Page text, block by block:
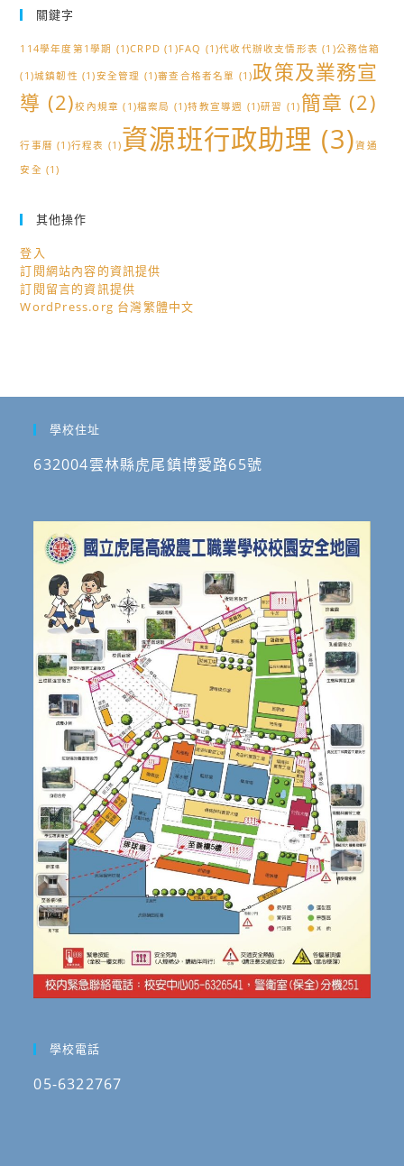
關鍵字
114學年度第1學期 (1)CRPD (1)FAQ (1)代收代辦收支情形表 (1)公務信箱
(1)城鎮韌性 (1)安全管理 (1)審查合格者名單 (1)政策及業務宣
導 (2)校內規章 (1)檔案局 (1)特教宣導週 (1)研習 (1) 簡章 (2)
行事曆 (1)行程表 (1)資源班行政助理 (3)資通
安全 (1)
其他操作
登入
訂閱網站內容的資訊提供
訂閱留言的資訊提供
WordPress.org 台灣繁體中文
學校住址
632004雲林縣虎尾鎮博愛路65號
學校電話
05-6322767